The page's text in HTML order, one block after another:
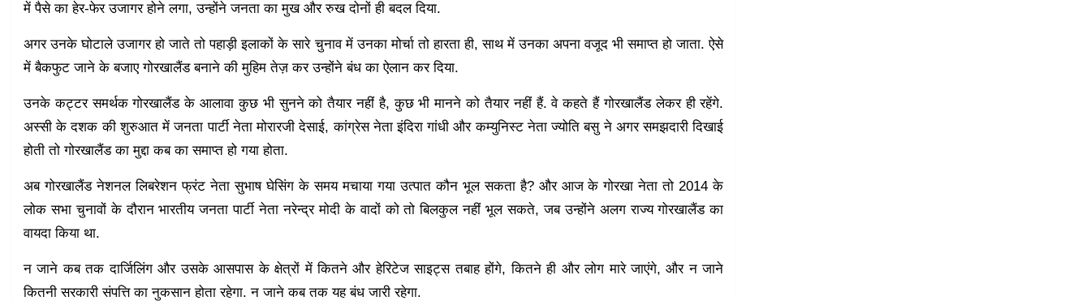
में पैसे का हेर-फेर उजागर होने लगा, उन्होंने जनता का मुख और रुख दोनों ही बदल दिया.
अगर उनके घोटाले उजागर हो जाते तो पहाड़ी इलाकों के सारे चुनाव में उनका मोर्चा तो हारता ही, साथ में उनका अपना वजूद भी समाप्त हो जाता. ऐसे
में बैकफुट जाने के बजाए गोरखालैंड बनाने की मुहिम तेज़ कर उन्होंने बंध का ऐलान कर दिया.
उनके कट्टर समर्थक गोरखालैंड के आलावा कुछ भी सुनने को तैयार नहीं है, कुछ भी मानने को तैयार नहीं हैं. वे कहते हैं गोरखालैंड लेकर ही रहेंगे.
अस्सी के दशक की शुरुआत में जनता पार्टी नेता मोरारजी देसाई, कांग्रेस नेता इंदिरा गांधी और कम्युनिस्ट नेता ज्योति बसु ने अगर समझदारी दिखाई
होती तो गोरखालैंड का मुद्दा कब का समाप्त हो गया होता.
अब गोरखालैंड नेशनल लिबरेशन फ्रंट नेता सुभाष घेसिंग के समय मचाया गया उत्पात कौन भूल सकता है? और आज के गोरखा नेता तो 2014 के
लोक सभा चुनावों के दौरान भारतीय जनता पार्टी नेता नरेन्द्र मोदी के वादों को तो बिलकुल नहीं भूल सकते, जब उन्होंने अलग राज्य गोरखालैंड का
वायदा किया था.
न जाने कब तक दार्जिलिंग और उसके आसपास के क्षेत्रों में कितने और हेरिटेज साइट्स तबाह होंगे, कितने ही और लोग मारे जाएंगे, और न जाने
कितनी सरकारी संपत्ति का नुकसान होता रहेगा. न जाने कब तक यह बंध जारी रहेगा.